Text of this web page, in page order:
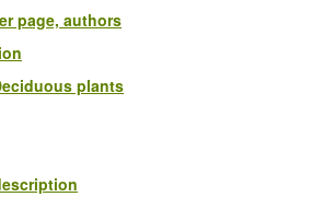
page, authors
plants